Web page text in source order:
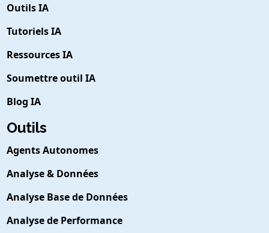
Outils IA
Tutoriels IA
Ressources IA
Soumettre outil IA
Blog IA
Outils
Agents Autonomes
Analyse & Données
Analyse Base de Données
Analyse de Performance